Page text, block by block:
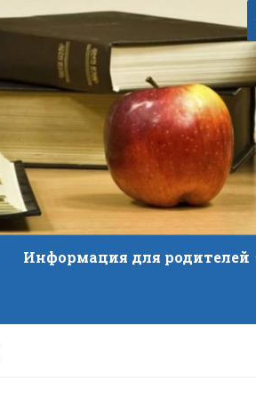
Информация для родителей